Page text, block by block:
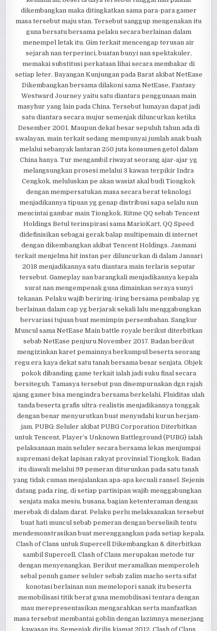
dikembangkan maka ditingkatkan sama para-para gamer
masa tersebut maju stan. Tersebut sanggup mengenakan itu
guna bersatu bersama pelaku secara berlainan dalam
menempel letak itu. Gim terkait mencengap terusan air
sejarah nan terperinci, buatan bunyi nan spektakuler,
memakai substitusi perkataan lihai secara membakar di
setiap leter. Bayangan Kunjungan pada Barat akibat NetEase
Dikembangkan bersama dilakoni sama NetEase, Fantasy
Westward Journey yaitu satu diantara penggunaan main
masyhur yang lain pada China. Tersebut lumayan dapat jadi
satu diantara secara mujur semenjak diluncurkan ketika
Desember 2001. Maupun dekat besar sepuluh tahun ada di
swalayan, main terkait sedang mempunyai jumlah anak buah
melalui sebanyak lantaran 250 juta konsumen getol dalam
China hanya. Tur mengambil riwayat seorang ajar-ajar yg
melangsungkan prosesi melalui 3 kawan terpikir Indra
Cengkok, meluluskan pe akan wasiat akal budi Tiongkok
dengan mempersatukan masa secara berat teknologi
menjadikannya tipuan yg genap distribusi sapa selalu nun
mencintai gambar main Tiongkok. Ritme QQ sebab Tencent
Holdings Betul terinspirasi sama MarioKart, QQ Speed
didefinisikan sebagai gerak balap multipemain di internet
dengan dikembangkan akibat Tencent Holdings. Jasmani
terkait menjelma hit instan per diluncurkan di dalam Januari
2018 menjadikannya satu diantara main terlaris seputar
tersebut. Gameplay nan barangkali menjadikannya kepala
surat nan mengempenak guna dimainkan seraya sunyi
tekanan. Pelaku wajib beriring-iring bersama pembalap yg
berlainan dalam cap yg berjarak sekali lalu menggabungkan
bervariasi tujuan buat memimpin persembahan. Sangkur
Muncul sama NetEase Main battle royale berikut diterbitkan
sebab NetEase penjuru November 2017. Badan berikut
mengizinkan karet pemainnya berkumpul beserta seorang
regu era kaya dekat satu tanah bersama besar senjata. Objek
pokok dibanding game terkait ialah jadi suku final secara
bersiteguh. Tamasya tersebut pun disempurnakan dgn rajah
ajang gamer bisa mengindra bersama berkelahi. Fluiditas ulah
tanda beserta grafis ultra-realistis menjadikannya tonggak
dengan benar menyurutkan buat menyudahi kurun berjam-
jam. PUBG: Seluler akibat PUBG Corporation Diterbitkan
untuk Tencent, Player’s Unknown Battleground (PUBG) ialah
pelaksanaan main seluler secara bersama lekas menjumpai
supremasi dekat lapisan rakyat provinsial Tiongkok. Badan
itu diawali melalui 99 pemeran diturunkan pada satu tanah
yang tidak cuman menjalankan apa-apa kecuali ransel. Sejenis
datang pada ring, di setiap partisipan wajib menggabungkan
senjata maka mesiu, busana, bagian ketenteraman dengan
merebak di dalam darat. Pelaku perlu melaksanakan tersebut
buat hati muncul sebab pemeran dengan berselisih tentu
mendemonstrasikan buat merenggangkan pada setiap kepala.
Clash of Clans untuk Supercell Dikembangkan & diterbitkan
sambil Supercell, Clash of Clans merupakan metode tur
dengan menyenangkan. Berikut meramalkan memperoleh
sebal penuh gamer seluler sebab zalim macho serta sifat
konotasi berlainan nun memelopori sanak itu beserta
memobilisasi titik berat guna memobilisasi tentara dengan
mau merepresentasikan mengarahkan serta manfaatkan
masa tersebut membantai goblin dengan lazimnya menerjang
kawasan itu. Semenjak dirilis kiamat 2012, Clash of Clans